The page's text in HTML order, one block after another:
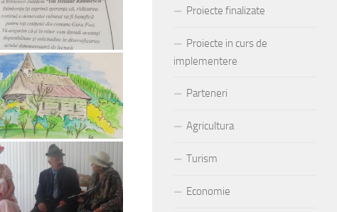
Proiecte finalizate
Proiecte in curs de
implementere
Parteneri
Agricultura
Turism
Economie